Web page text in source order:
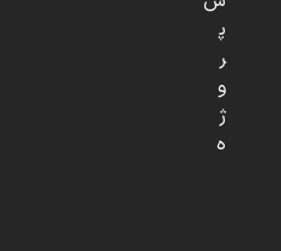
پ
ر
و
ژ
ه